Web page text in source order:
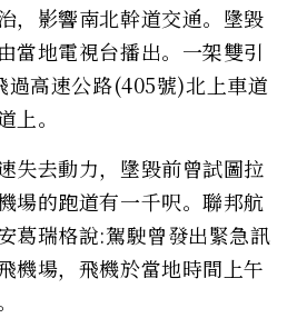
，影響南北幹道交通。墬毀
當地電視台播出。一架雙引
過高速公路(405號)北上車道
上。
失去動力，墬毀前曾試圖拉
場的跑道有一千呎。聯邦航
葛瑞格說:駕駛曾發出緊急訊
機場，飛機於當地時間上午